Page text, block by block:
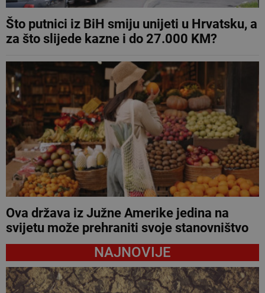
Što putnici iz BiH smiju unijeti u Hrvatsku, a
za što slijede kazne i do 27.000 KM?
Ova država iz Južne Amerike jedina na
svijetu može prehraniti svoje stanovništvo
NAJNOVIJE